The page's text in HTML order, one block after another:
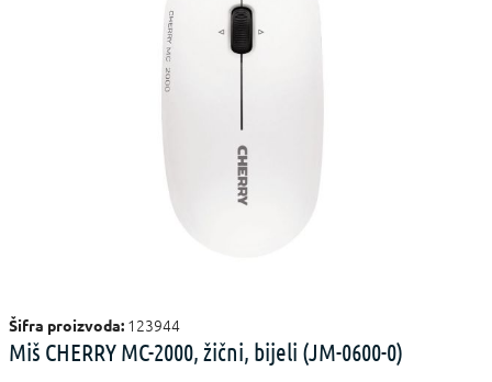
Šifra proizvoda: 123944
Miš CHERRY MC-2000, žični, bijeli (JM-0600-0)